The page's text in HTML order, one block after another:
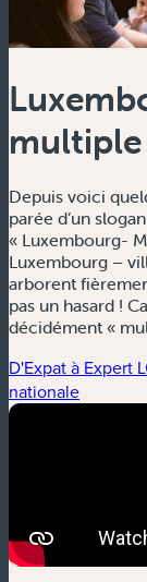
multiple
Depuis voici
parée d’un
« Luxembourg-
Luxembourg –
arborent
pas un hasard !
décidément «
D'Expat à Expert
nationale